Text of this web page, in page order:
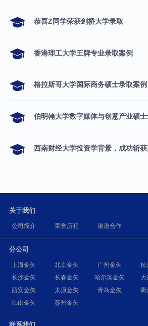
​恭喜Z同学荣获剑桥大学录取
香港理工大学王牌专业录取案例
格拉斯哥大学国际商务硕士录取案例
伯明翰大学数字媒体与创意产业硕士
西南财经大学投资学背景，成功斩
关于我们
公司简介 荣誉历程 渠道合作
分公司
上海金矢 北京金矢 广州金矢 杭
长沙金矢
长春金矢 哈尔滨金矢 大
西安金矢
太原金矢 青岛金矢 衢
佛山金矢
苏州金矢